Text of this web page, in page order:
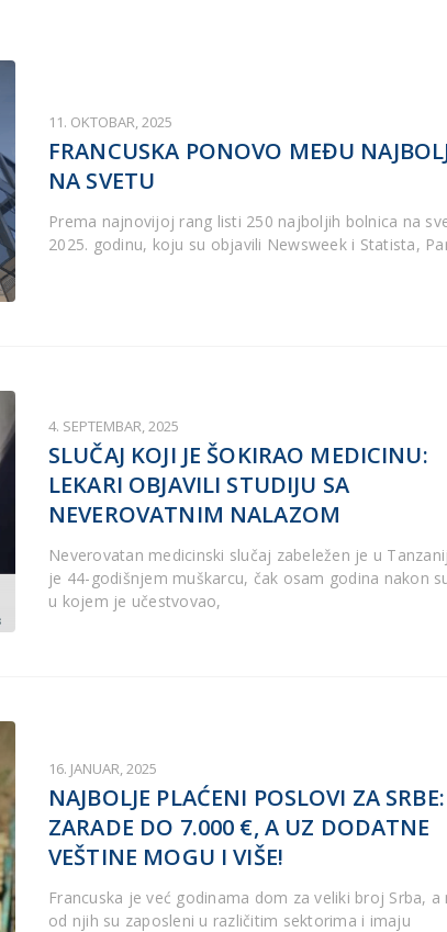
11. OKTOBAR, 2025
FRANCUSKA PONOVO MEĐU
NA SVETU
Prema najnovijoj rang listi 250 najboljih bolnica na
2025. godinu, koju su objavili Newsweek i Statista,
4. SEPTEMBAR, 2025
SLUČAJ KOJI JE ŠOKIRAO MEDICINU:
LEKARI OBJAVILI STUDIJU SA
NEVEROVATNIM NALAZOM
Neverovatan medicinski slučaj zabeležen je u
je 44-godišnjem muškarcu, čak osam godina nakon
u kojem je učestvovao,
16. JANUAR, 2025
NAJBOLJE PLAĆENI POSLOVI ZA SRBE:
ZARADE DO 7.000 €, A UZ DODATNE
VEŠTINE MOGU I VIŠE!
Francuska je već godinama dom za veliki broj Srba, a
od njih su zaposleni u različitim sektorima i imaju